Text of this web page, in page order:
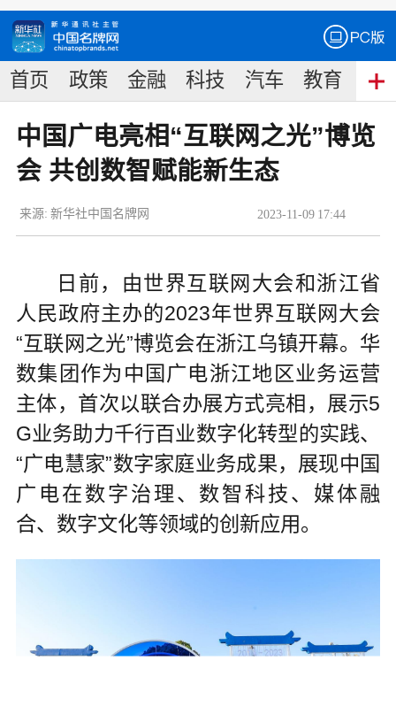
首页 政策 金融 科技 汽车 教育 食
中国广电亮相“互联网之光”博览
会 共创数智赋能新生态
2023-11-09 17:44
来源: 新华社中国名牌网
日前，由世界互联网大会和浙江省
人民政府主办的2023年世界互联网大会
“互联网之光”博览会在浙江乌镇开幕。华
数集团作为中国广电浙江地区业务运营
主体，首次以联合办展方式亮相，展示5
G业务助力千行百业数字化转型的实践、
“广电慧家”数字家庭业务成果，展现中国
广电在数字治理、数智科技、媒体融
合、数字文化等领域的创新应用。